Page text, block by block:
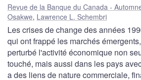
Revue de la Banque du Canada -
Osakwe, Lawrence L. Schembri
Les crises de change des années
qui ont frappé les marchés
perturbé l'activité économique non
touché, mais aussi dans les pays
a des liens de nature commerciale,